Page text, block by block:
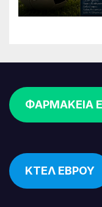
ΦΑΡΜΑΚΕΙΑ
ΚΤΕΛ ΕΒΡΟΥ